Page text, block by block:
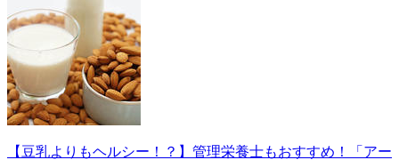
【豆乳よりもヘルシー！？】管理栄養士もおすすめ！「アー